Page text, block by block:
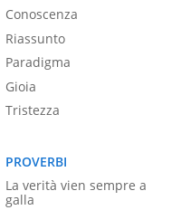
Conoscenza
Riassunto
Paradigma
Gioia
Tristezza
PROVERBI
La verità vien sempre a
galla